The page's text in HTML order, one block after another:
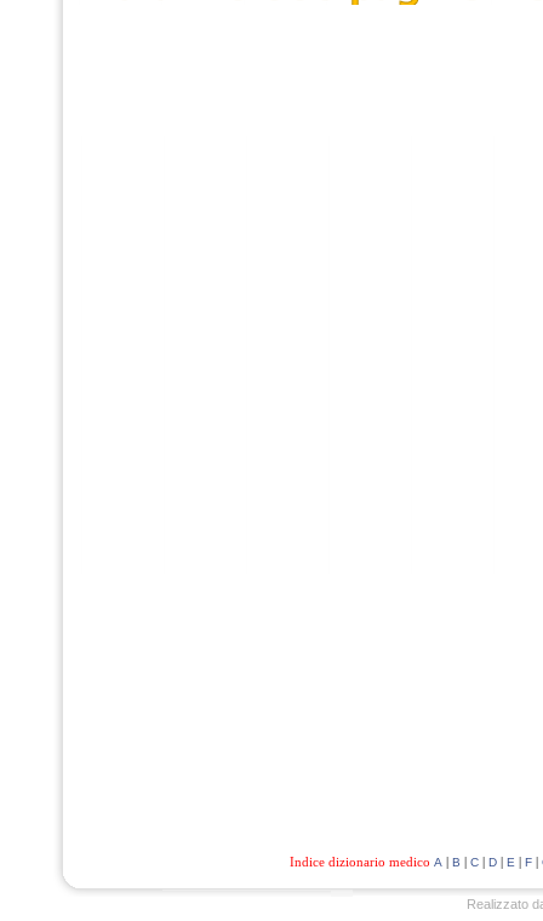
Indice dizionario medico A | B | C| D| E | F|
Realizzato